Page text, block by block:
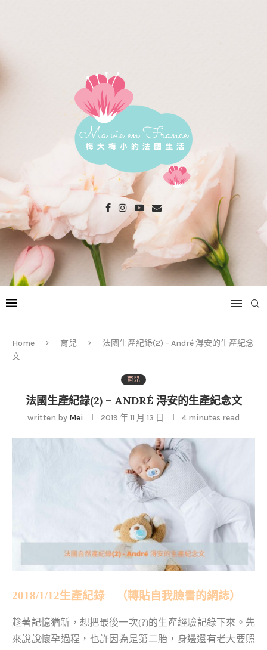
Home 育兒
法國生產紀錄(2) – André 淂安的生產紀念
文
育兒
法國生產紀錄(2) – ANDRÉ 淂安的生產紀念文
written by Mei 2019 年 11 月 13 日 4 minutes read
2018/1/12生產紀錄 （轉貼自我臉書的網誌）
趁著記憶猶新，想把最後一次(?)的生產經驗記錄下來。先
來說說懷孕過程，也許因為是第二胎，身邊還有老大要照